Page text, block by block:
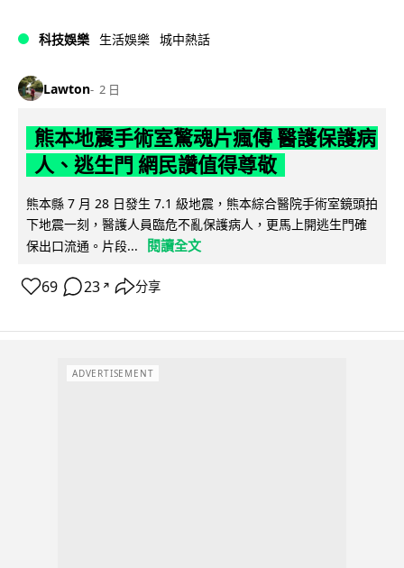
科技娛樂 生活娛樂 城中熱話
Lawton 2 日
熊本地震手術室驚魂片瘋傳 醫護保護病
人、逃生門 網民讚值得尊敬
熊本縣 7 月 28 日發生 7.1 級地震，熊本綜合醫院手術室鏡頭拍
下地震一刻，醫護人員臨危不亂保護病人，更馬上開逃生門確
保出口流通。片段...
閱讀全文
69 23 ↗ 分享
ADVERTISEMENT